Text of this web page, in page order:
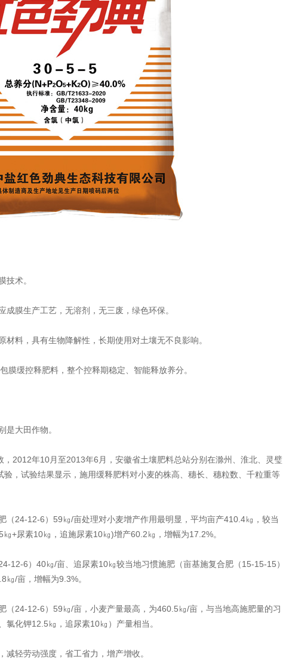
技术。
膜生产工艺，无溶剂，无三废，绿色环保。
料，具有生物降解性，长期使用对土壤无不良影响。
膜缓控释肥料，整个控释期稳定、智能释放养分。
是大田作物。
，2012年10月至2013年6月，安徽省土壤肥料总站分别在滁州、淮北、灵璧
验，试验结果显示，施用缓释肥料对小麦的株高、穗长、穗粒数、千粒重等
24-12-6）59㎏/亩处理对小麦增产作用最明显，平均亩产410.4㎏，较当
+尿素10㎏，追施尿素10㎏)增产60.2㎏，增幅为17.2%。
12-6）40㎏/亩、追尿素10㎏较当地习惯施肥（亩基施复合肥（15-15-15）
㎏/亩，增幅为9.3%。
24-12-6）59㎏/亩，小麦产量最高，为460.5㎏/亩，与当地高施肥量的习
化钾12.5㎏，追尿素10㎏）产量相当。
轻劳动强度，省工省力，增产增收。